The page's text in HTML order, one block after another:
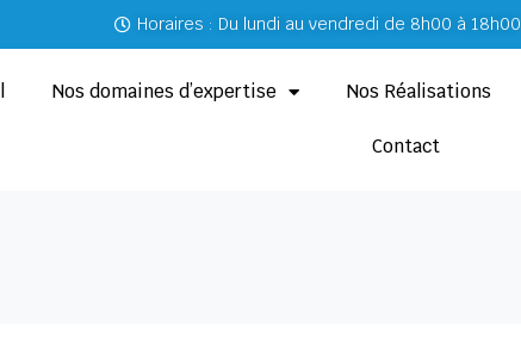
Horaires : Du lundi au vendredi de 8h00 à 18h00
Nos domaines d’expertise Nos Réalisations
Contact